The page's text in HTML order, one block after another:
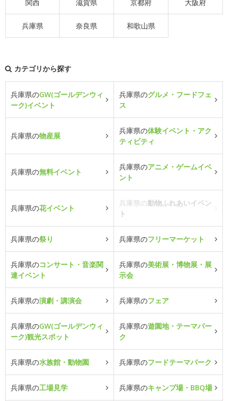
関西 滋賀県 京都府 大阪府
兵庫県 奈良県 和歌山県
カテゴリから探す
兵庫県のGW(ゴールデンウィ
ーク)イベント
兵庫県のグルメ・フードフェ
ス
兵庫県の物産展
兵庫県の体験イベント・アク
ティビティ
兵庫県の無料イベント
兵庫県のアニメ・ゲームイベ
ント
兵庫県の花イベント
兵庫県の動物ふれあいイベン
ト
兵庫県の祭り 兵庫県のフリーマーケット
兵庫県のコンサート・音楽関
連イベント
兵庫県の美術展・博物展・展
示会
兵庫県の演劇・講演会 兵庫県のフェア
兵庫県のGW(ゴールデンウィ
ーク)観光スポット
兵庫県の遊園地・テーマパー
ク
兵庫県の水族館・動物園 兵庫県のフードテーマパーク
兵庫県の工場見学 兵庫県のキャンプ場・BBQ場